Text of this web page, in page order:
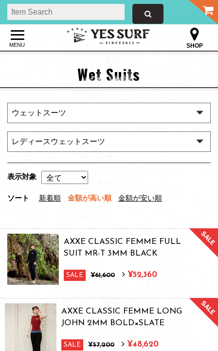
MENU SHOP
Wet Suits
表示対象
ソート 新着順 金額が高い順 金額が安い順
AXXE CLASSIC FEMME FULL
SUIT MR-T 3MM BLACK
SALE ¥61,600 ¥52,360
AXXE CLASSIC FEMME LONG
JOHN 2MM BOLD×SLATE
SALE ¥57,200 ¥48,620